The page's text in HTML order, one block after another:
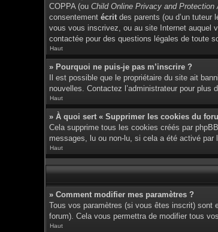
COPPA (ou Child Online Privacy and Protection
consentement écrit des parents (ou d’un tuteur
vous vous inscrivez, ou au site Internet auquel
contactée pour des questions légales de toute
Haut
» Pourquoi ne puis-je pas m’inscrire ?
Il est possible que le propriétaire du site ait
nouvelles. Contactez l’administrateur pour plus
Haut
» À quoi sert « Supprimer les cookies du
Cela supprime tous les cookies créés par
messages, lu ou non-lu, si cela a été activé par
Haut
» Comment modifier mes paramètres ?
Tous vos paramètres (si vous êtes inscrit) sont
forum). Cela vous permettra de modifier tous
Haut